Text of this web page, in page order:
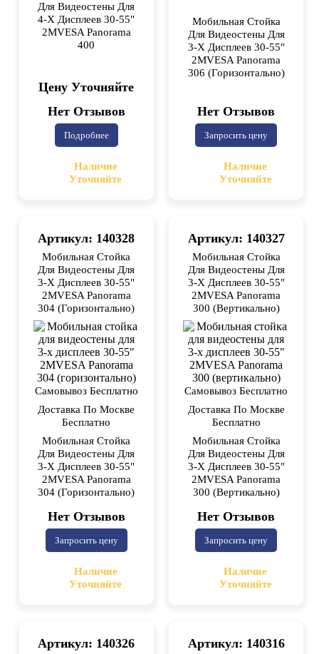
Для Видеостены Для
4-X Дисплеев 30-55"
2MVESA Panorama
400
Цену Уточняйте
Нет Отзывов
Подробнее
Наличие
Уточняйте
Мобильная Стойка
Для Видеостены Для
3-X Дисплеев 30-55"
2MVESA Panorama
306 (горизонтально)
Нет Отзывов
Запросить цену
Наличие
Уточняйте
Артикул: 140328
Мобильная Стойка
Для Видеостены Для
3-X Дисплеев 30-55"
2MVESA Panorama
304 (горизонтально)
Самовывоз Бесплатно
Доставка По Москве
Бесплатно
Мобильная Стойка
Для Видеостены Для
3-X Дисплеев 30-55"
2MVESA Panorama
304 (горизонтально)
Нет Отзывов
Запросить цену
Наличие
Уточняйте
Артикул: 140327
Мобильная Стойка
Для Видеостены Для
3-X Дисплеев 30-55"
2MVESA Panorama
300 (вертикально)
Самовывоз Бесплатно
Доставка По Москве
Бесплатно
Мобильная Стойка
Для Видеостены Для
3-X Дисплеев 30-55"
2MVESA Panorama
300 (вертикально)
Нет Отзывов
Запросить цену
Наличие
Уточняйте
Артикул: 140326 Артикул: 140316